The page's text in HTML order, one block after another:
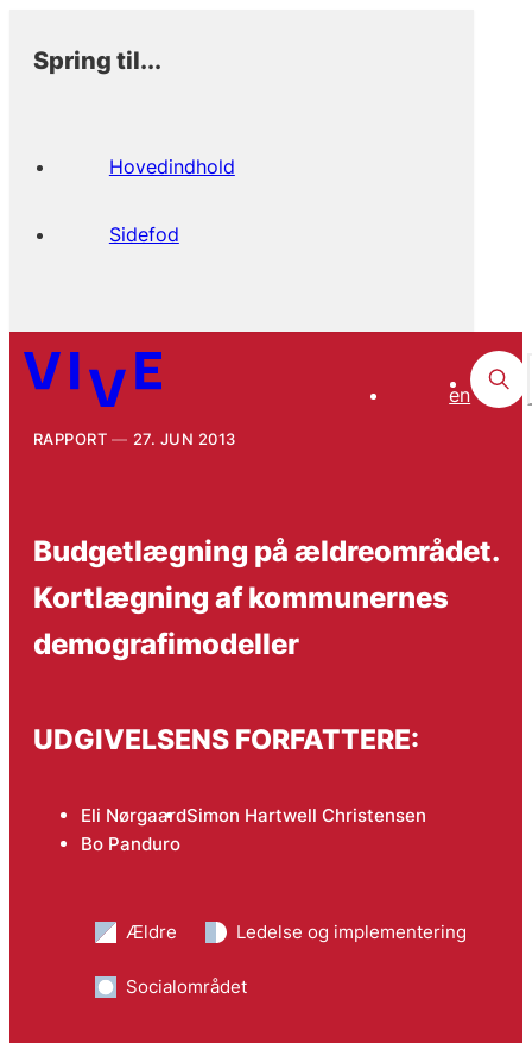
Spring til...
Hovedindhold
Sidefod
en
RAPPORT 27. JUN 2013
Budgetlægning på ældreområdet.
Kortlægning af kommunernes
demografimodeller
UDGIVELSENS FORFATTERE:
Eli NørgaardSimon Hartwell Christensen
Bo Panduro
Ældre Ledelse og implementering
Socialområdet